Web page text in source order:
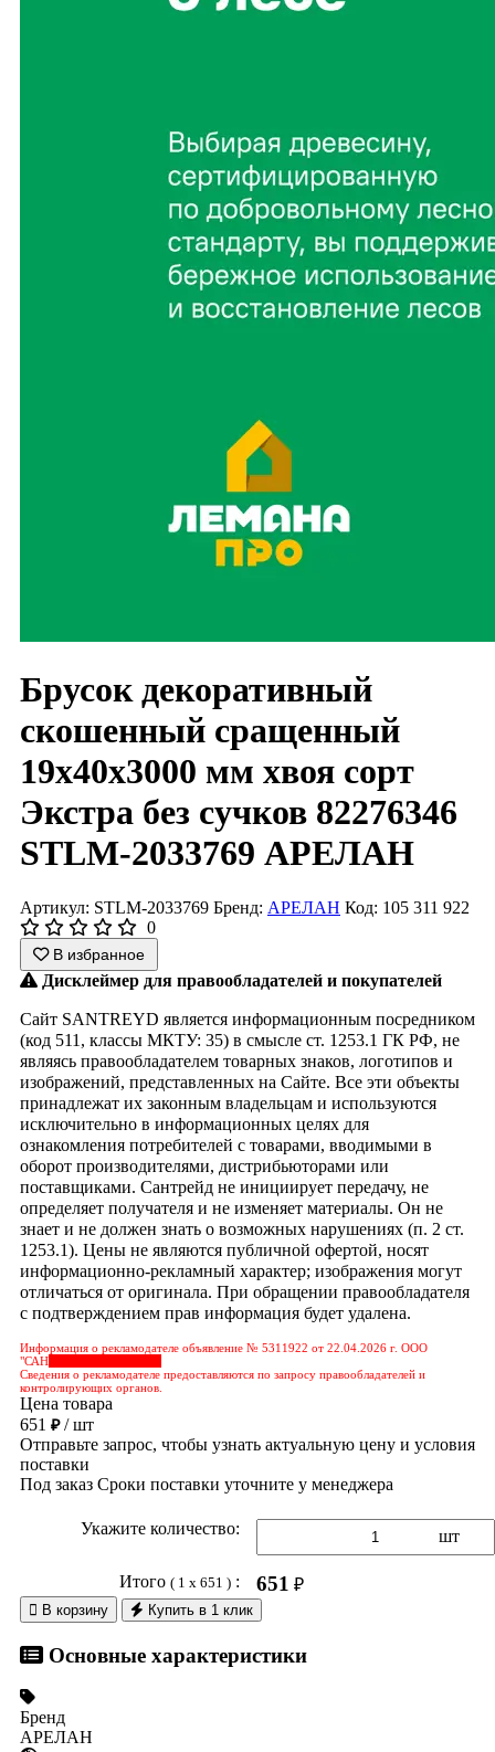
Брусок декоративный
скошенный сращенный
19x40x3000 мм хвоя сорт
Экстра без сучков 82276346
STLM-2033769 АРЕЛАН
Артикул: STLM-2033769 Бренд: АРЕЛАН Код: 105 311 922
0
В избранное
Дисклеймер для правообладателей и покупателей
Сайт SANTREYD является информационным посредником
(код 511, классы МКТУ: 35) в смысле ст. 1253.1 ГК РФ, не
являясь правообладателем товарных знаков, логотипов и
изображений, представленных на Сайте. Все эти объекты
принадлежат их законным владельцам и используются
исключительно в информационных целях для
ознакомления потребителей с товарами, вводимыми в
оборот производителями, дистрибьюторами или
поставщиками. Сантрейд не инициирует передачу, не
определяет получателя и не изменяет материалы. Он не
знает и не должен знать о возможных нарушениях (п. 2 ст.
1253.1). Цены не являются публичной офертой, носят
информационно-рекламный характер; изображения могут
отличаться от оригинала. При обращении правообладателя
с подтверждением прав информация будет удалена.
Информация о рекламодателе объявление № 5311922 от 22.04.2026 г. ООО
"САН
Сведения о рекламодателе предоставляются по запросу правообладателей и
контролирующих органов.
Цена товара
651 ₽/ шт
Отправьте запрос, чтобы узнать актуальную цену и условия
поставки
Под заказ Сроки поставки уточните у менеджера
Укажите количество: шт
Итого ( 1 x 651 ): 651 ₽
 В корзину Купить в 1 клик
Основные характеристики
Бренд
АРЕЛАН